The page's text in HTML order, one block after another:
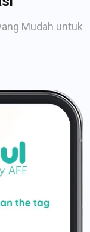
Mudah untuk